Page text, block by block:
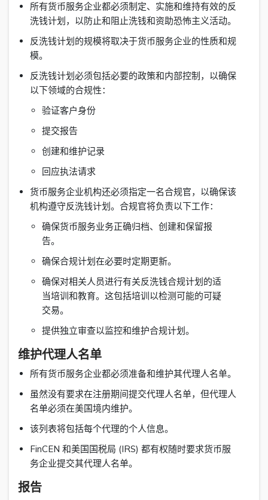
所有货币服务企业都必须制定、实施和维持有效的反
洗钱计划，以防止和阻止洗钱和资助恐怖主义活动。
反洗钱计划的规模将取决于货币服务企业的性质和规
模。
反洗钱计划必须包括必要的政策和内部控制，以确保
以下领域的合规性：
验证客户身份
提交报告
创建和维护记录
回应执法请求
货币服务企业机构还必须指定一名合规官，以确保该
机构遵守反洗钱计划。合规官将负责以下工作：
确保货币服务业务正确归档、创建和保留报
告。
确保合规计划在必要时定期更新。
确保对相关人员进行有关反洗钱合规计划的适
当培训和教育。这包括培训以检测可能的可疑
交易。
提供独立审查以监控和维护合规计划。
维护代理人名单
所有货币服务企业都必须准备和维护其代理人名单。
虽然没有要求在注册期间提交代理人名单，但代理人
名单必须在美国境内维护。
该列表将包括每个代理的个人信息。
FinCEN 和美国国税局 (IRS) 都有权随时要求货币服
务企业提交其代理人名单。
报告